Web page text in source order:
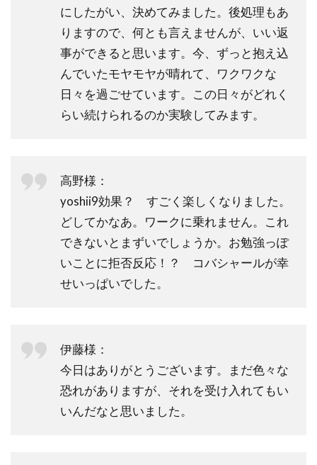
にしたがい、決めてみました。後処理もあ
りますので、何とも言えませんが、いい返
事ができると思います。今、ずっと抱え込
んでいたモヤモヤが晴れて、ワクワクな
日々を過ごせています。この日々がどれく
らい続けられるのか実験してみます。
高野様：
yoshii9効果？ すごく楽しくなりました。
どしてかなあ。ワークに乗れません。これ
できないとまずいでしょうか。お勉強っぽ
いことに拒否反応！？ コバシャールが幸
せいっぱいでした。
伊藤様：
今日はありがとうございます。まだ色々な
恐れがありますが、それを受け入れてもい
いんだなと思いました。